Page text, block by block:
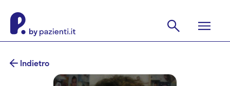
Indietro